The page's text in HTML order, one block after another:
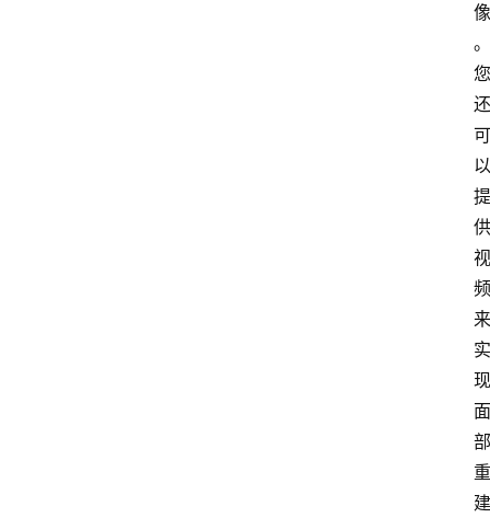
像
。
您
还
可
以
提
供
视
频
来
实
现
面
部
重
建